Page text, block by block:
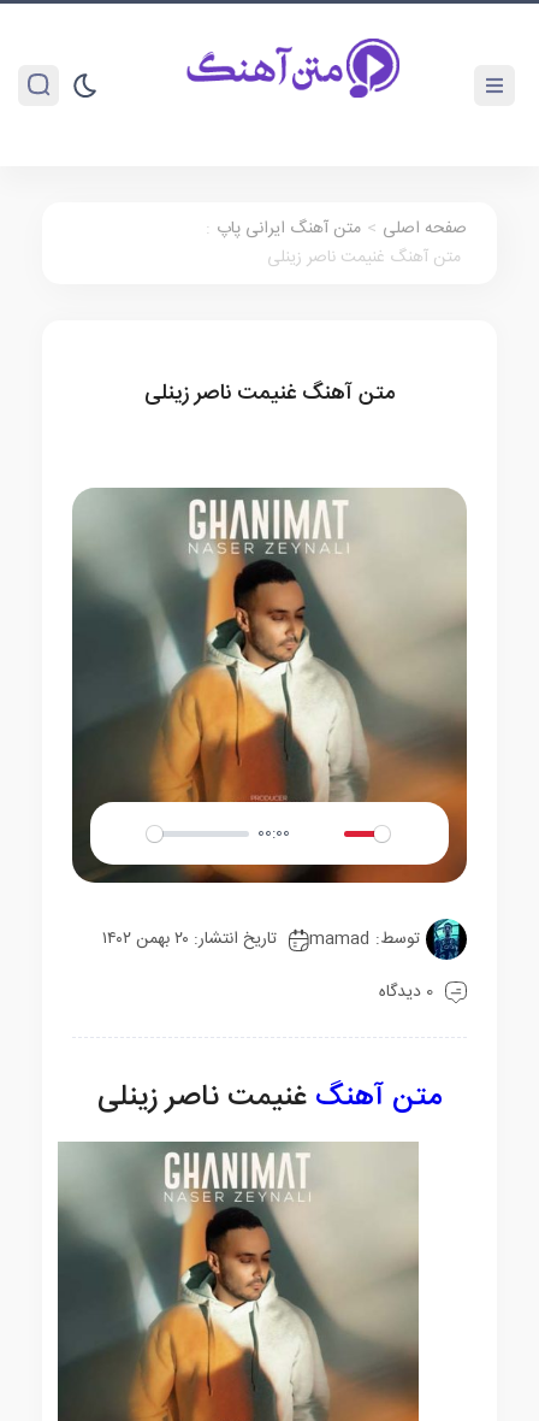
صفحه اصلی > متن آهنگ ایرانی پاپ :
متن آهنگ غنیمت ناصر زینلی
متن آهنگ غنیمت ناصر زینلی
Play
00:00
Mute Settings
توسط: mamad
تاریخ انتشار: ۲۰ بهمن ۱۴۰۲
0 دیدگاه
متن آهنگ غنیمت ناصر زینلی